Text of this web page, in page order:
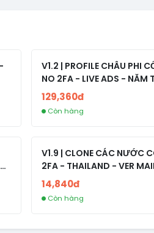
V1.2 | PROFILE CHÂU PHI
NO 2FA - LIVE ADS - NĂM
2008-2024
129,360đ
Còn hàng
V1.9 | CLONE CÁC NƯỚC
2FA - THAILAND - VER
FVIAINBOXES.COM - CLONE
NEW KHÔNG BẢO HÀNH
14,840đ
Còn hàng